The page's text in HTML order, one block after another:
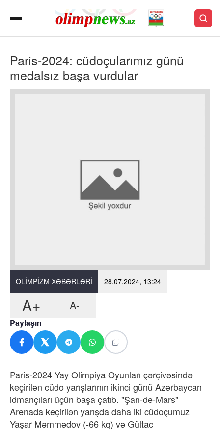
Paris-2024: cüdoçularımız günü
medalsız başa vurdular
OLIMPIZM XƏBƏRLƏRI 28.07.2024, 13:24
A+ A-
Paylaşın
Paris-2024 Yay Olimpiya Oyunları çərçivəsində
keçirilən cüdo yarışlarının ikinci günü Azərbaycan
idmançıları üçün başa çatıb. "Şan-de-Mars"
Arenada keçirilən yarışda daha iki cüdoçumuz
Yaşar Məmmədov (-66 kq) və Gültac